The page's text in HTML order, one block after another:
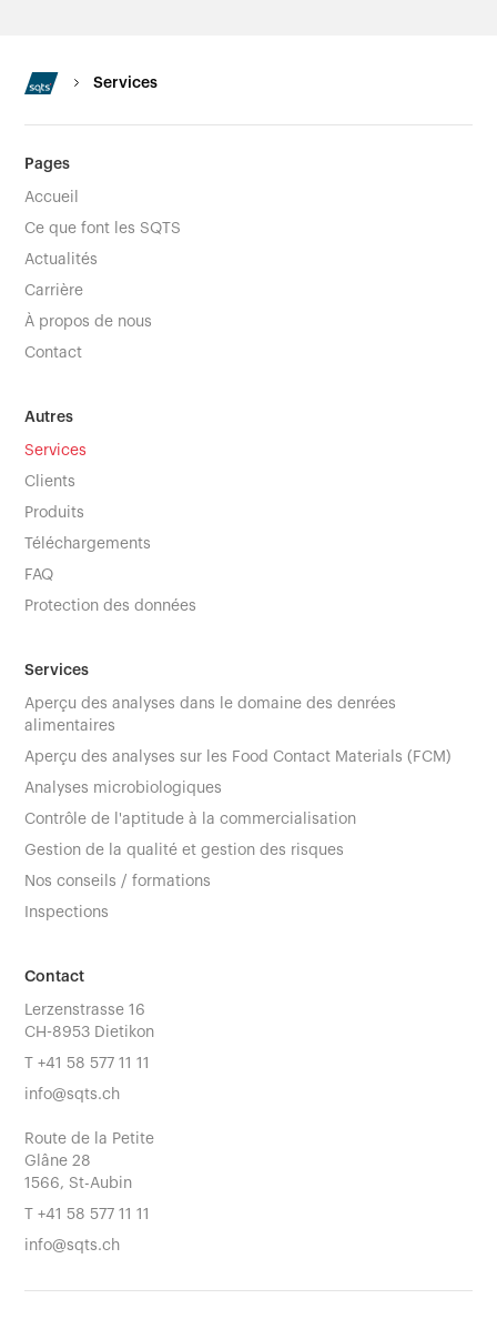
Services
Pages
Accueil
Ce que font les SQTS
Actualités
Carrière
À propos de nous
Contact
Autres
Services
Clients
Produits
Téléchargements
FAQ
Protection des données
Services
Aperçu des analyses dans le domaine des denrées
alimentaires
Aperçu des analyses sur les Food Contact Materials (FCM)
Analyses microbiologiques
Contrôle de l'aptitude à la commercialisation
Gestion de la qualité et gestion des risques
Nos conseils / formations
Inspections
Contact
Lerzenstrasse 16
CH-8953 Dietikon
T+41 58 577 11 11
info@sqts.ch
Route de la Petite
Glâne 28
1566, St-Aubin
T+41 58 577 11 11
info@sqts.ch